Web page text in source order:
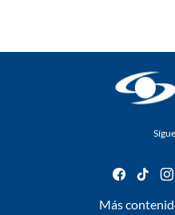
facebook
tiktok
Más